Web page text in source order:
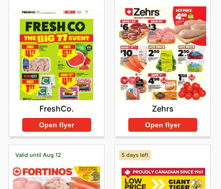
FreshCo.
Open flyer
Zehrs
Open flyer
Valid until Aug 12 5 days left